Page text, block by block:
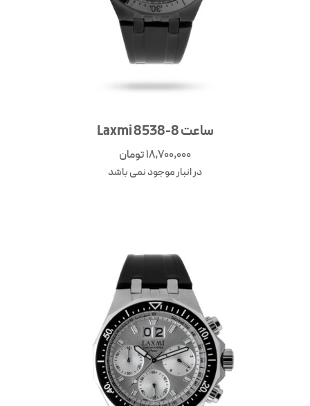
ساعت Laxmi 8538-8
18,700,000تومان
در انبار موجود نمی باشد